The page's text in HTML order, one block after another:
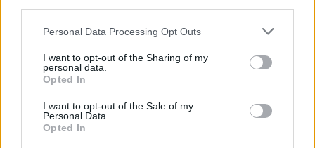
Please note that this website/app uses one or more Google
not limited to your visit or usage behaviour. You may click to
grant or deny consent to Google and its third-party tags to
use your data for below specified purposes in below Google
consent section.
Personal Data Processing Opt Outs
I want to opt-out of the Sharing of my
personal data.
Opted In
I want to opt-out of the Sale of my
Personal Data.
Opted In